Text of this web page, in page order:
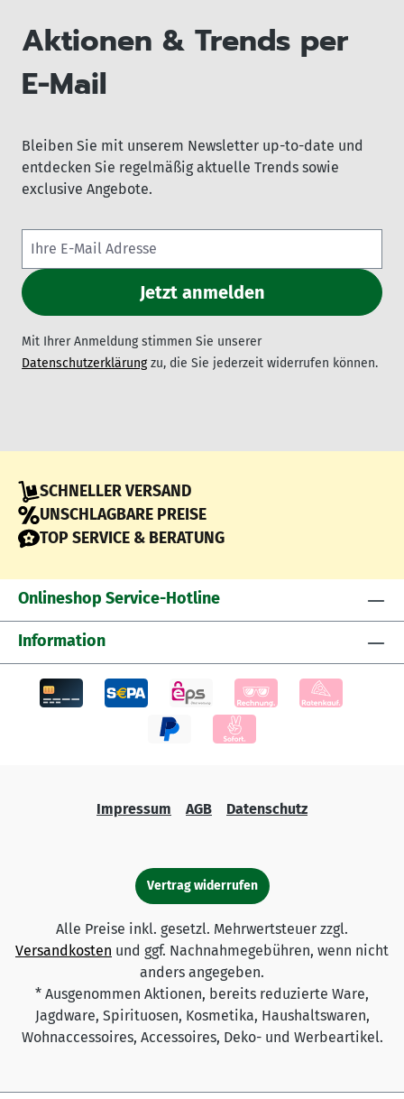
Aktionen & Trends per
E-Mail
Bleiben Sie mit unserem Newsletter up-to-date und
entdecken Sie regelmäßig aktuelle Trends sowie
exclusive Angebote.
Mit Ihrer Anmeldung stimmen Sie unserer
Datenschutzerklärungzu, die Sie jederzeit widerrufen können.
SCHNELLER VERSAND
UNSCHLAGBARE PREISE
TOP SERVICE & BERATUNG
Onlineshop Service-Hotline
Information
Impressum AGB Datenschutz
Vertrag widerrufen
Alle Preise inkl. gesetzl. Mehrwertsteuer zzgl.
Versandkosten und ggf. Nachnahmegebühren, wenn nicht
anders angegeben.
* Ausgenommen Aktionen, bereits reduzierte Ware,
Jagdware, Spirituosen, Kosmetika, Haushaltswaren,
Wohnaccessoires, Accessoires, Deko- und Werbeartikel.